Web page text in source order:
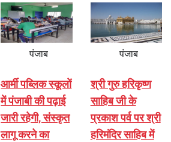
पंजाब
आर्मी पब्लिक स्कूलों
में पंजाबी की पढ़ाई
जारी रहेगी, संस्कृत
लागू करने का
पंजाब
श्री गुरु हरिकृष्ण
साहिब जी के
प्रकाश पर्व पर श्री
हरिमंदिर साहिब में